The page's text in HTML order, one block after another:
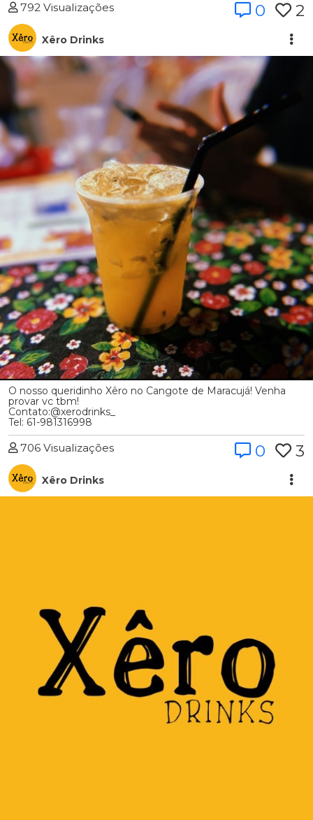
792 Visualizações 0 2
Xêro Drinks
O nosso queridinho Xêro no Cangote de Maracujá! Venha
provar vc tbm!
Contato:@xerodrinks_
Tel: 61-981316998
706 Visualizações 0 3
Xêro Drinks